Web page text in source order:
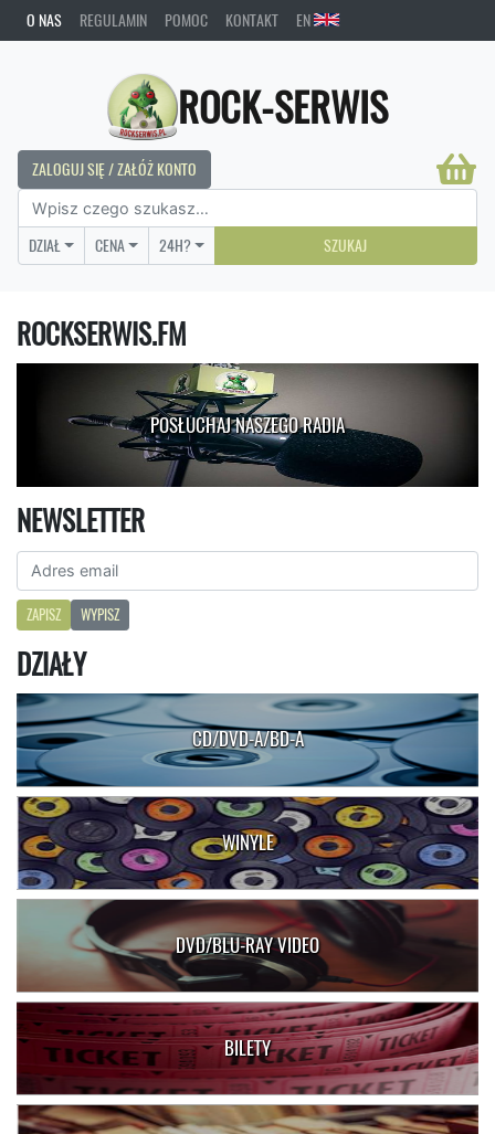
O NAS REGULAMIN POMOC KONTAKT EN
ROCK-SERWIS
ZALOGUJ SIĘ / ZAŁÓŻ KONTO
DZIAŁ CENA 24H? SZUKAJ
ROCKSERWIS.FM
POSŁUCHAJ NASZEGO RADIA
NEWSLETTER
ZAPISZ WYPISZ
DZIAŁY
CD/DVD-A/BD-A
WINYLE
DVD/BLU-RAY VIDEO
BILETY